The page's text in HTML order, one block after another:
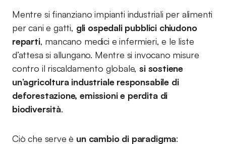
Mentre si finanziano impianti industriali per alimenti
per cani e gatti, gli ospedali pubblici chiudono
reparti, mancano medici e infermieri, e le liste
d’attesa si allungano. Mentre si invocano misure
contro il riscaldamento globale,si sostiene
un’agricoltura industriale responsabile di
deforestazione, emissioni e perdita di
biodiversità.
Ciò che serve è un cambio di paradigma: